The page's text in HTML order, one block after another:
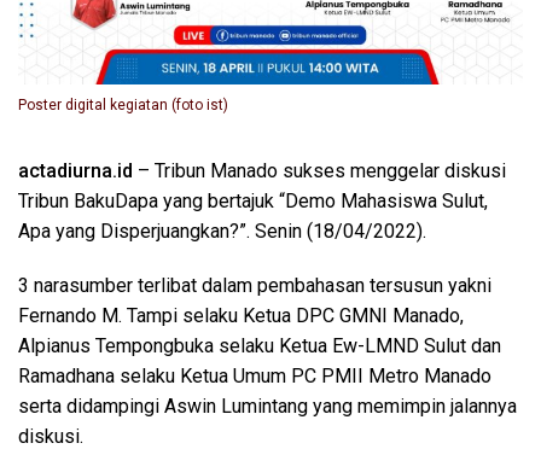
Poster digital kegiatan (foto ist)
actadiurna.id – Tribun Manado sukses menggelar diskusi
Tribun BakuDapa yang bertajuk “Demo Mahasiswa Sulut,
Apa yang Disperjuangkan?”. Senin (18/04/2022).
3 narasumber terlibat dalam pembahasan tersusun yakni
Fernando M. Tampi selaku Ketua DPC GMNI Manado,
Alpianus Tempongbuka selaku Ketua Ew-LMND Sulut dan
Ramadhana selaku Ketua Umum PC PMII Metro Manado
serta didampingi Aswin Lumintang yang memimpin jalannya
diskusi.